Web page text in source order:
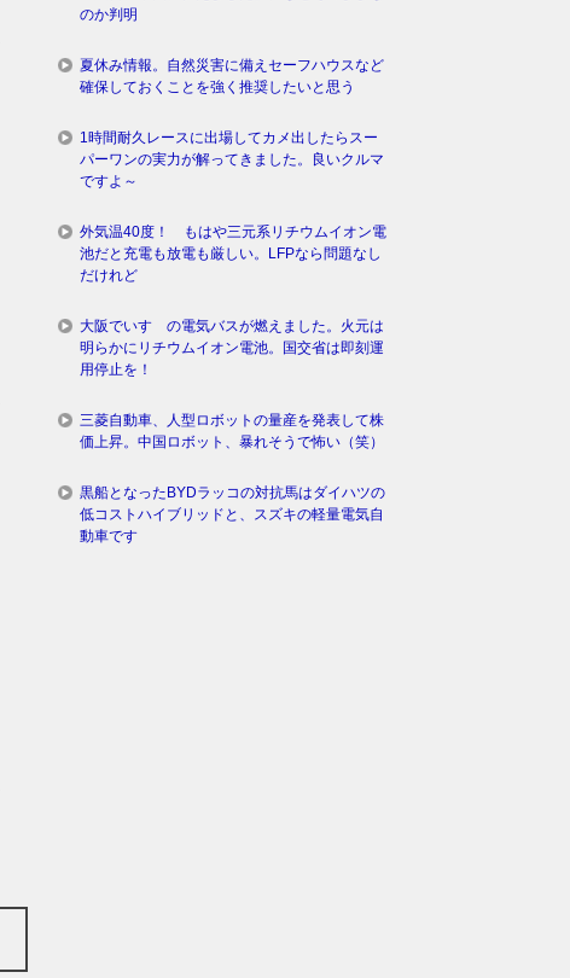
のか判明
夏休み情報。自然災害に備えセーフハウスなど
確保しておくことを強く推奨したいと思う
1時間耐久レースに出場してカメ出したらスー
パーワンの実力が解ってきました。良いクルマ
ですよ～
外気温40度！ もはや三元系リチウムイオン電
池だと充電も放電も厳しい。LFPなら問題なし
だけれど
大阪でいすゞの電気バスが燃えました。火元は
明らかにリチウムイオン電池。国交省は即刻運
用停止を！
三菱自動車、人型ロボットの量産を発表して株
価上昇。中国ロボット、暴れそうで怖い（笑）
黒船となったBYDラッコの対抗馬はダイハツの
低コストハイブリッドと、スズキの軽量電気自
動車です